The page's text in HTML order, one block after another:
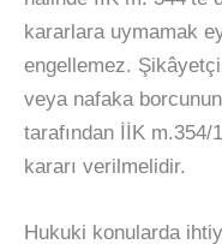
kararlara uymamak
engellemez.
veya nafaka
tarafından İİK m.354/
kararı verilmelidir.
Hukuki konularda